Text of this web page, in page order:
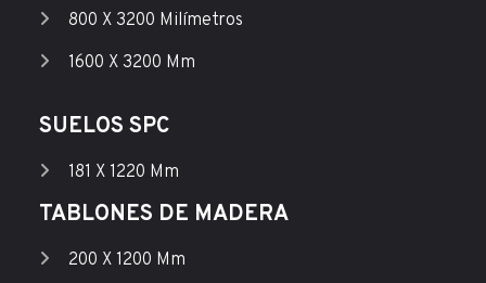
800 X 3200 Milímetros
1600 X 3200 Mm
SUELOS SPC
181 X 1220 Mm
TABLONES DE MADERA
200 X 1200 Mm